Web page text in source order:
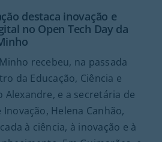
destaca inovação e
no Open Tech Day da
recebeu, na passada
da Educação, Ciência e
Alexandre, e a secretária de
Inovação, Helena Canhão,
à ciência, à inovação e à